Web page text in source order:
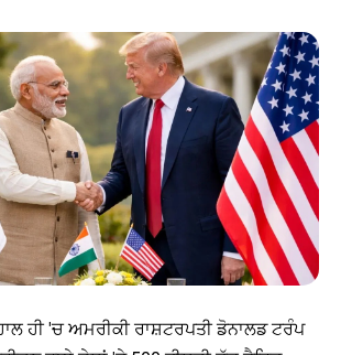
ਹੀ 'ਚ ਅਮਰੀਕੀ ਰਾਸ਼ਟਰਪਤੀ ਡੋਨਾਲਡ ਟਰੰਪ